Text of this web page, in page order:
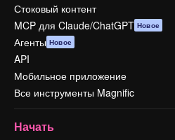
Стоковый контент
MCP для Claude/ChatGPT Новое
Агенты Новое
API
Мобильное приложение
Все инструменты Magnific
Начать